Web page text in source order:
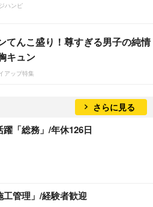
ハンピ
てんこ盛り！尊すぎる男子の純情
キュン
アップ特集
さらに見る
「総務」/年休126日
管理」/経験者歓迎